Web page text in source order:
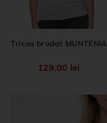
Tricou brodat MUNTENIA
129,00 lei